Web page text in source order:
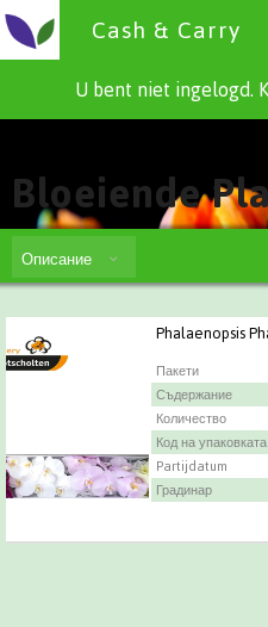
Cash & Carry
U bent niet ingelogd.
Bloeiende
Описание
Phalaenopsis
Пакети
Съдержание
Количество
Код на упаковката
Partijdatum
Градинар